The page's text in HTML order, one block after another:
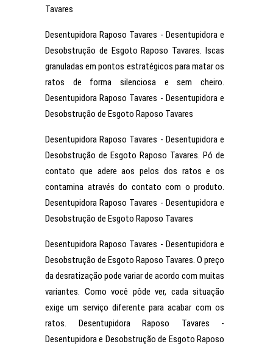
Tavares
Desentupidora Raposo Tavares - Desentupidora e
Desobstrução de Esgoto Raposo Tavares. Iscas
granuladas em pontos estratégicos para matar os
ratos de forma silenciosa e sem cheiro.
Desentupidora Raposo Tavares - Desentupidora e
Desobstrução de Esgoto Raposo Tavares
Desentupidora Raposo Tavares - Desentupidora e
Desobstrução de Esgoto Raposo Tavares. Pó de
contato que adere aos pelos dos ratos e os
contamina através do contato com o produto.
Desentupidora Raposo Tavares - Desentupidora e
Desobstrução de Esgoto Raposo Tavares
Desentupidora Raposo Tavares - Desentupidora e
Desobstrução de Esgoto Raposo Tavares. O preço
da desratização pode variar de acordo com muitas
variantes. Como você pôde ver, cada situação
exige um serviço diferente para acabar com os
ratos. Desentupidora Raposo Tavares -
Desentupidora e Desobstrução de Esgoto Raposo